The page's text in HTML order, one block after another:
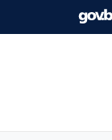
Skip to main content